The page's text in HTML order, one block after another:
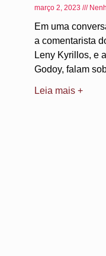
março 2, 2023
Em uma
a comentarista
Leny Kyrillos, e
Godoy, falam
Leia mais +